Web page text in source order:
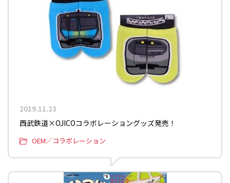
2019.11.23
西武鉄道×OJICOコラボレーショングッズ発売！
OEM／コラボレーション